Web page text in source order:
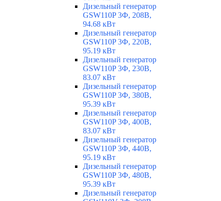
Дизельный генератор
GSW110P 3Ф, 208В,
94.68 кВт
Дизельный генератор
GSW110P 3Ф, 220В,
95.19 кВт
Дизельный генератор
GSW110P 3Ф, 230В,
83.07 кВт
Дизельный генератор
GSW110P 3Ф, 380В,
95.39 кВт
Дизельный генератор
GSW110P 3Ф, 400В,
83.07 кВт
Дизельный генератор
GSW110P 3Ф, 440В,
95.19 кВт
Дизельный генератор
GSW110P 3Ф, 480В,
95.39 кВт
Дизельный генератор